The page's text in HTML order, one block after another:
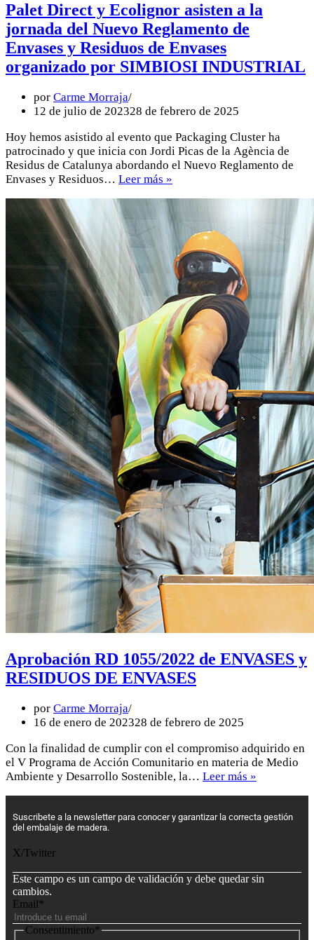
Palet Direct y Ecolignor asisten a la
jornada del Nuevo Reglamento de
Envases y Residuos de Envases
organizado por SIMBIOSI INDUSTRIAL
por Carme Morraja
12 de julio de 202328 de febrero de 2025
Hoy hemos asistido al evento que Packaging Cluster ha
patrocinado y que inicia con Jordi Picas de la Agència de
Residus de Catalunya abordando el Nuevo Reglamento de
Envases y Residuos… Leer más »
Aprobación RD 1055/2022 de ENVASES y
RESIDUOS DE ENVASES
por Carme Morraja
16 de enero de 202328 de febrero de 2025
Con la finalidad de cumplir con el compromiso adquirido en
el V Programa de Acción Comunitario en materia de Medio
Ambiente y Desarrollo Sostenible, la… Leer más »
Suscribete a la newsletter para conocer y garantizar la correcta gestión
del embalaje de madera.
X/Twitter
Este campo es un campo de validación y debe quedar sin
cambios.
Email*
Consentimiento*